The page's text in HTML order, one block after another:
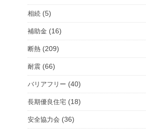
相続 (5)
補助金 (16)
断熱 (209)
耐震 (66)
バリアフリー (40)
長期優良住宅 (18)
安全協力会 (36)